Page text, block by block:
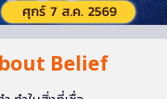
Belief